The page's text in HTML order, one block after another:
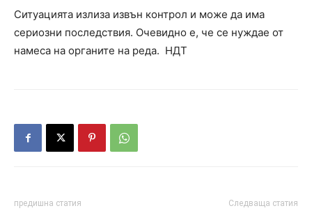
Ситуацията излиза извън контрол и може да има
сериозни последствия. Очевидно е, че се нуждае от
намеса на органите на реда. НДТ
предишна статия Следваща статия